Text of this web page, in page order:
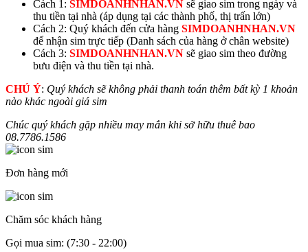
Cách 1: SIMDOANHNHAN.VN sẽ giao sim trong ngày và
thu tiền tại nhà (áp dụng tại các thành phố, thị trấn lớn)
Cách 2: Quý khách đến cửa hàng SIMDOANHNHAN.VN
để nhận sim trực tiếp (Danh sách của hàng ở chân website)
Cách 3: SIMDOANHNHAN.VN sẽ giao sim theo đường
bưu điện và thu tiền tại nhà.
CHÚ Ý: Quý khách sẽ không phải thanh toán thêm bất kỳ 1 khoản
nào khác ngoài giá sim
Chúc quý khách gặp nhiều may mắn khi sở hữu thuê bao
08.7786.1586
Đơn hàng mới
Chăm sóc khách hàng
Gọi mua sim: (7:30 - 22:00)